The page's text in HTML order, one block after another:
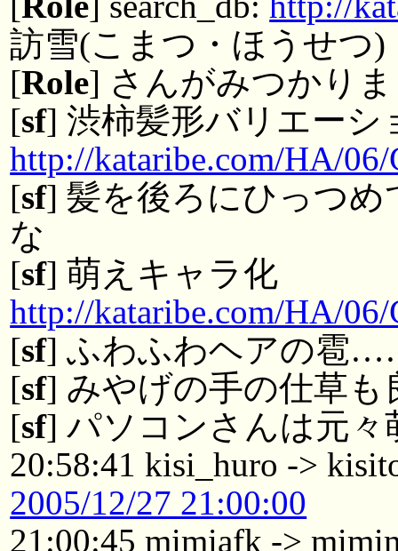
訪雪(こまつ・ほうせつ)
[Role] さんがみつかり
[sf] 渋柿髪形バリエーシ
http://kataribe.com/HA/
[sf] 髪を後ろにひっつ
な
[sf] 萌えキャラ化
http://kataribe.com/HA/
[sf] ふわふわヘアの雹
[sf] みやげの手の仕草も
[sf] パソコンさんは元
20:58:41 kisi_huro ->
2005/12/27 21:00:00
21:00:45 mimiafk ->